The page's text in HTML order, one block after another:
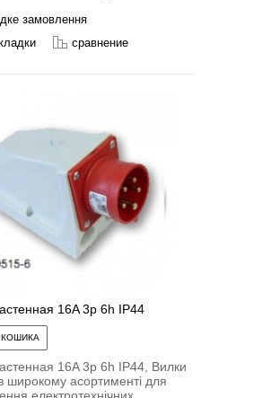
замовлення
сравнение
16A 3p 6h IP44
16A 3p 6h IP44, Вилки
широкому асортименті для